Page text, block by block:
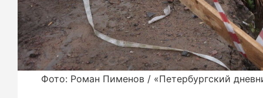
Фото: Роман Пименов / «Петербургский